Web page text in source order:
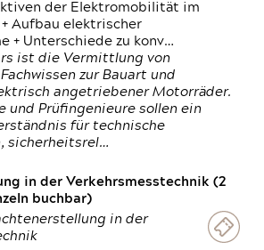
der Elektromobilität im
Aufbau elektrischer
+ Unterschiede zu konv…
ist die Vermittlung von
zur Bauart und
angetriebener Motorräder.
und Prüfingenieure sollen ein
für technische
sicherheitsrel…
in der Verkehrsmesstechnik (2
buchbar)
in der